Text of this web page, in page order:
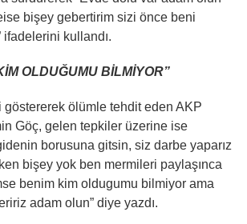
bişey gebertirim sizi önce beni
ifadelerini kullandı.
OLDUĞUMU BİLMİYOR”
göstererek ölümle tehdit eden AKP
Göç, gelen tepkiler üzerine ise
borusuna gitsin, siz darbe yaparız
bişey yok ben mermileri paylaşınca
benim kim oldugumu bilmiyor ama
adam olun” diye yazdı.